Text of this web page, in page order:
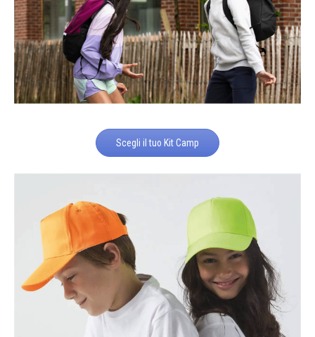
Scegli il tuo Kit Camp